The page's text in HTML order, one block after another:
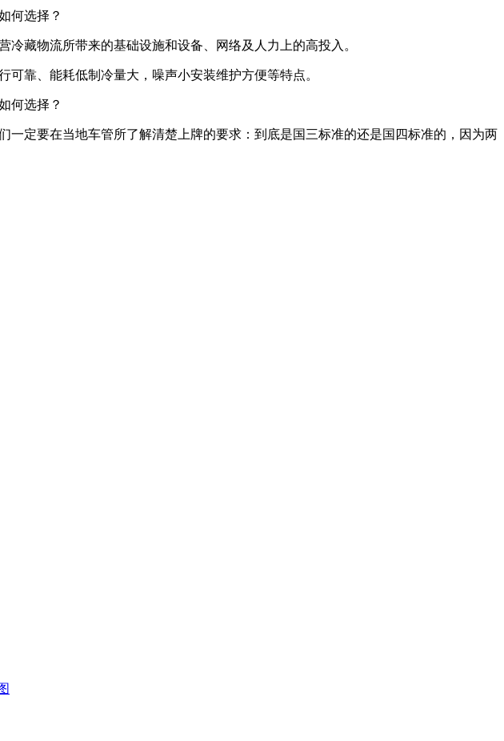
藏物流所带来的基础设施和设备、网络及人力上的高投入。
靠、能耗低制冷量大，噪声小安装维护方便等特点。
定要在当地车管所了解清楚上牌的要求：到底是国三标准的还是国四标准的，因为两